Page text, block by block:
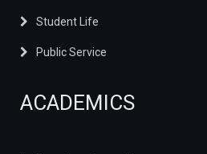
Student Life
Public Service
ACADEMICS